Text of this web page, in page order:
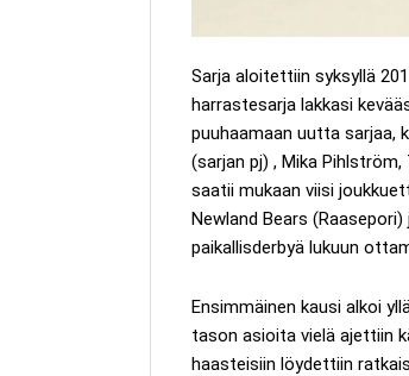
Sarja aloitettiin syksyllä
harrastesarja lakkasi
puuhaamaan uutta sarjaa,
(sarjan pj) , Mika Pihlström,
saatii mukaan viisi
Newland Bears
paikallisderbyä lukuun
Ensimmäinen kausi alkoi
tason asioita vielä ajettiin
haasteisiin löydettiin